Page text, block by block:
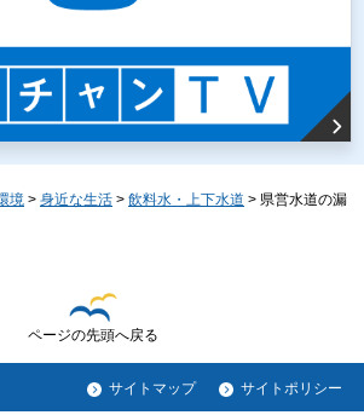
境 > 身近な生活 > 飲料水・上下水道 > 県営水道の漏
ページの先頭へ戻る
サイトマップ サイトポリシー